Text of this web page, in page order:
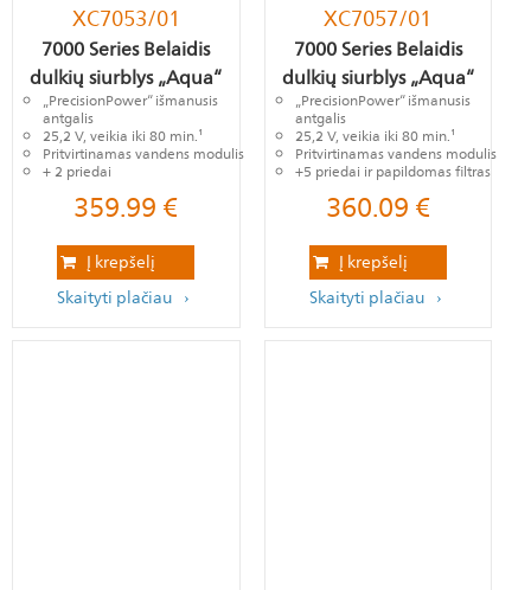
XC7053/01
7000 Series Belaidis
dulkių siurblys „Aqua“
„PrecisionPower“ išmanusis
antgalis
25,2 V, veikia iki 80 min.¹
Pritvirtinamas vandens modulis
+ 2 priedai
359.99€
Į krepšelį
Skaityti plačiau
XC7057/01
7000 Series Belaidis
dulkių siurblys „Aqua“
„PrecisionPower“ išmanusis
antgalis
25,2 V, veikia iki 80 min.¹
Pritvirtinamas vandens modulis
+5 priedai ir papildomas filtras
360.09€
Į krepšelį
Skaityti plačiau